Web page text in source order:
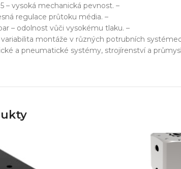
– vysoká mechanická pevnost. –
regulace průtoku média. –
– odolnost vůči vysokému tlaku. –
variabilita montáže v různých potrubních
a pneumatické systémy, strojírenství a